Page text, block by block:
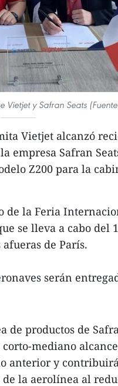
Vietjet y Safran Seats
Vietjet alcanzó
empresa Safran
Z200 para la
de la Feria
se lleva a cabo del
de París.
serán
de productos de
mediano
anterior y
la aerolínea al